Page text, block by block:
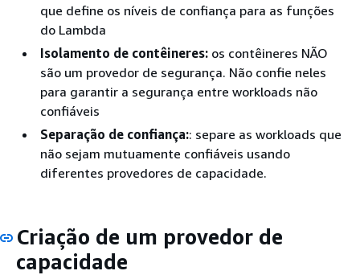
que define os níveis de confiança para as funções
do Lambda
Isolamento de contêineres: os contêineres NÃO
são um provedor de segurança. Não confie neles
para garantir a segurança entre workloads não
confiáveis
Separação de confiança:: separe as workloads que
não sejam mutuamente confiáveis usando
diferentes provedores de capacidade.
Criação de um provedor de
capacidade